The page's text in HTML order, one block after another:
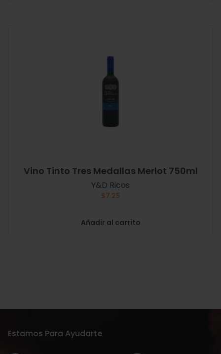
Vino Tinto Tres Medallas Merlot 750ml
Y&D Ricos
$7.25
Añadir al carrito
Estamos Para Ayudarte